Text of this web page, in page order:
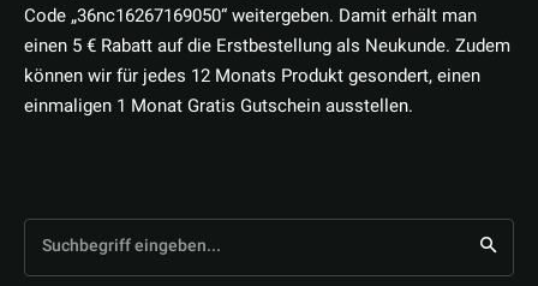
Code „36nc16267169050“ weitergeben. Damit erhält man
einen 5 € Rabatt auf die Erstbestellung als Neukunde. Zudem
können wir für jedes 12 Monats Produkt gesondert, einen
einmaligen 1 Monat Gratis Gutschein ausstellen.
Suchbegriff eingeben...